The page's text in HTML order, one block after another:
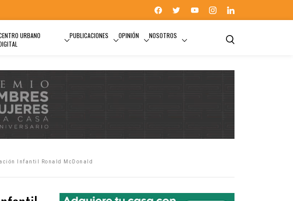
URBANO
PUBLICACIONES OPINIÓN NOSOTROS
Infantil Ronald McDonald